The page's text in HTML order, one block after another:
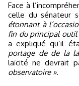
Face à
celle du sénateur
étonnant à
fin du principal
a expliqué qu’il
portage de de la
laïcité ne devrait
observatoire ».